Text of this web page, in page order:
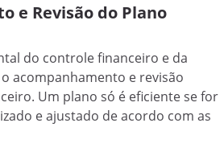
e Revisão do Plano
do controle financeiro e da
acompanhamento e revisão
Um plano só é eficiente se for
e ajustado de acordo com as